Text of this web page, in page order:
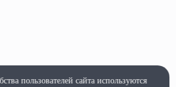
пользователей сайта используются